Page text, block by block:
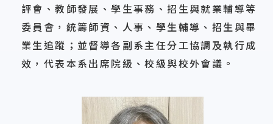
評會、教師發展、學生事務、招生與就業輔導等
委員會，統籌師資、人事、學生輔導、招生與畢
業生追蹤；並督導各副系主任分工協調及執行成
效，代表本系出席院級、校級與校外會議。